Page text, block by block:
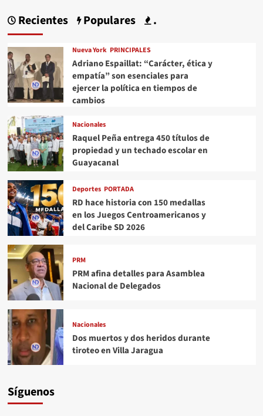
Recientes Populares .
Nueva York PRINCIPALES
Adriano Espaillat: “Carácter, ética y
empatía” son esenciales para
ejercer la política en tiempos de
cambios
Nacionales
Raquel Peña entrega 450 títulos de
propiedad y un techado escolar en
Guayacanal
Deportes PORTADA
RD hace historia con 150 medallas
en los Juegos Centroamericanos y
del Caribe SD 2026
PRM
PRM afina detalles para Asamblea
Nacional de Delegados
Nacionales
Dos muertos y dos heridos durante
tiroteo en Villa Jaragua
Síguenos